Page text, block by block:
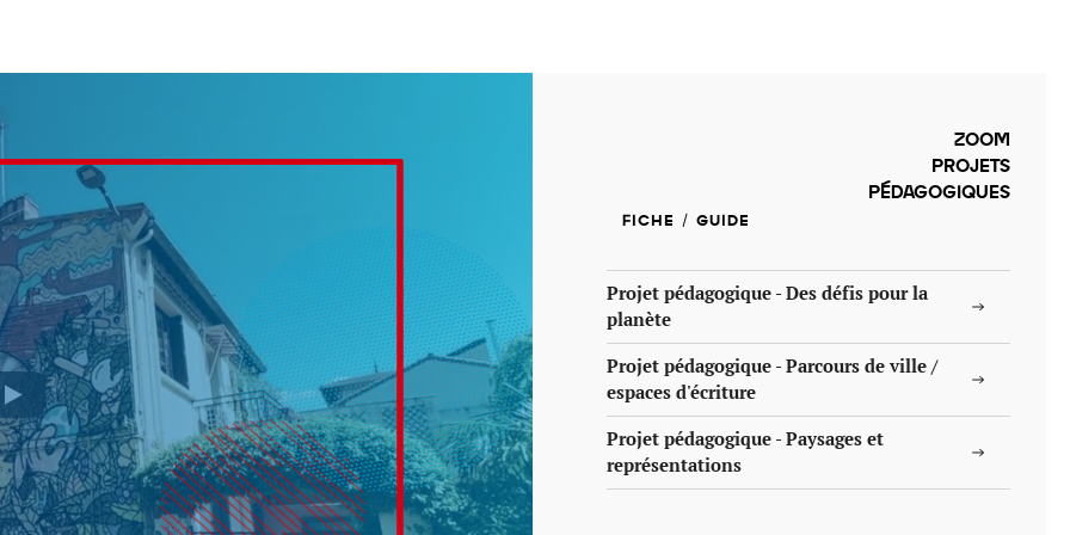
- Editeur - - Année -
Fermer la recherche avancée
ZOOM
PROJETS
PÉDAGOGIQUES
FICHE / GUIDE
Projet pédagogique - Des défis pour la
planète
Projet pédagogique - Parcours de ville /
espaces d'écriture
Projet pédagogique - Paysages et
représentations